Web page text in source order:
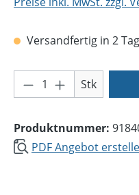
Versandfertig in 2
Produkt Stk
Produktnummer:
PDF Angebot